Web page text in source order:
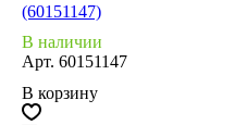
(60151147)
В наличии
Арт. 60151147
В корзину